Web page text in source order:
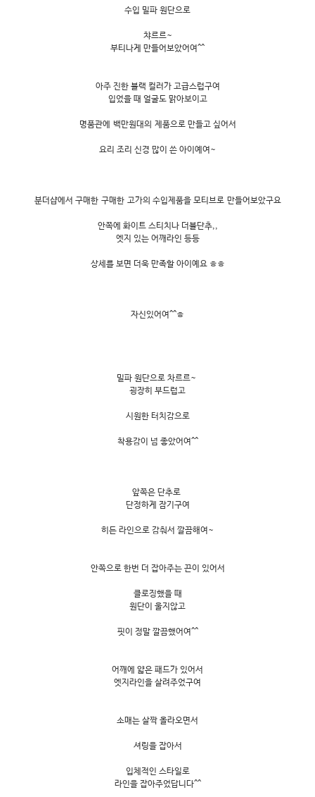
수입 밀파 원단으로
챠르르~
부티나게 만들어보았어여^^
아주 진한 블랙 컬러가 고급스럽구여
입었을 때 얼굴도 맑아보이고
명품관에 백만원대의 제품으로 만들고 싶어서
요리 조리 신경 많이 쓴 아이예여~
분더샵에서 구매한 구매한 고가의 수입제품을 모티브로 만들어보았구요
안쪽에 화이트 스티치나 더블단추,,
엣지 있는 어깨라인 등등
상세를 보면 더욱 만족할 아이예요 ㅎㅎ
자신있어여^^ㅎ
밀파 원단으로 차르르~
굉장히 부드럽고
시원한 터치감으로
착용감이 넘 좋았어여^^
앞쪽은 단추로
단정하게 잠기구여
히든 라인으로 감춰서 깔끔해여~
안쪽으로 한번 더 잡아주는 끈이 있어서
클로징했을 때
원단이 울지않고
핏이 정말 깔끔했어여^^
어깨에 얇은 패드가 있어서
엣지라인을 살려주었구여
소매는 살짝 올라오면서
셔링을 잡아서
입체적인 스타일로
라인을 잡아주었답니다^^